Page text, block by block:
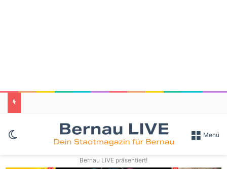
Skin umschalten Menü
Bernau LIVE präsentiert!